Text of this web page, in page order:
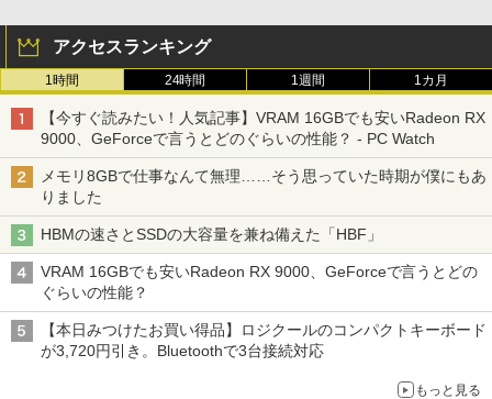
アクセスランキング
1時間 24時間 1週間 1カ月
【今すぐ読みたい！人気記事】VRAM 16GBでも安いRadeon RX
9000、GeForceで言うとどのぐらいの性能？ - PC Watch
メモリ8GBで仕事なんて無理……そう思っていた時期が僕にもあ
りました
HBMの速さとSSDの大容量を兼ね備えた「HBF」
VRAM 16GBでも安いRadeon RX 9000、GeForceで言うとどの
ぐらいの性能？
【本日みつけたお買い得品】ロジクールのコンパクトキーボード
が3,720円引き。Bluetoothで3台接続対応
もっと見る